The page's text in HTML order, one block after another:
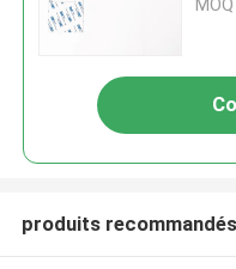
produits recommandés